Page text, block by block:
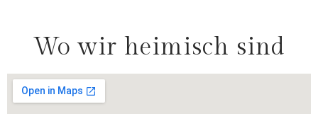
Wo wir heimisch sind​